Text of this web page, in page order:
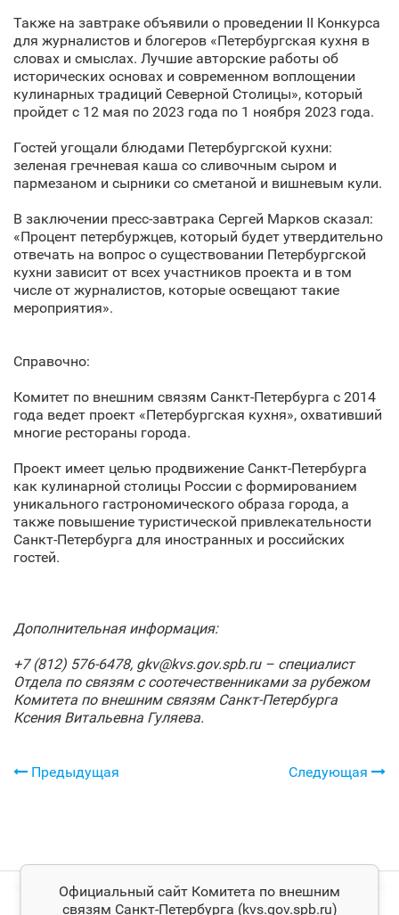
Также на завтраке объявили о проведении II Конкурса
для журналистов и блогеров «Петербургская кухня в
словах и смыслах. Лучшие авторские работы об
исторических основах и современном воплощении
кулинарных традиций Северной Столицы», который
пройдет с 12 мая по 2023 года по 1 ноября 2023 года.
Гостей угощали блюдами Петербургской кухни:
зеленая гречневая каша со сливочным сыром и
пармезаном и сырники со сметаной и вишневым кули.
В заключении пресс-завтрака Сергей Марков сказал:
«Процент петербуржцев, который будет утвердительно
отвечать на вопрос о существовании Петербургской
кухни зависит от всех участников проекта и в том
числе от журналистов, которые освещают такие
мероприятия».
Справочно:
Комитет по внешним связям Санкт‑Петербурга с 2014
года ведет проект «Петербургская кухня», охвативший
многие рестораны города.
Проект имеет целью продвижение Санкт‑Петербурга
как кулинарной столицы России с формированием
уникального гастрономического образа города, а
также повышение туристической привлекательности
Санкт‑Петербурга для иностранных и российских
гостей.
Дополнительная информация:
+7 (812) 576-6478, gkv@kvs.gov.spb.ru– специалист
Отдела по связям с соотечественниками за рубежом
Комитета по внешним связям Санкт‑Петербурга
Ксения Витальевна Гуляева.
Предыдущая Следующая
Официальный сайт Комитета по внешним
связям Санкт‑Петербурга (kvs.gov.spb.ru)